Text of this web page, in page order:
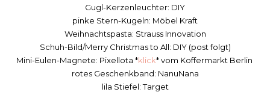
Gugl-Kerzenleuchter: DIY
pinke Stern-Kugeln: Möbel Kraft
Weihnachtspasta: Strauss Innovation
Schuh-Bild/Merry Christmas to All: DIY (post folgt)
Mini-Eulen-Magnete: Pixellota *klick* vom Koffermarkt Berlin
rotes Geschenkband: NanuNana
lila Stiefel: Target